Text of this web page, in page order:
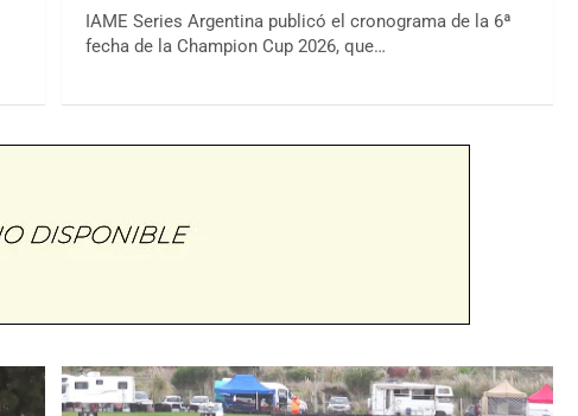
IAME Series Argentina publicó el cronograma de la 6ª
fecha de la Champion Cup 2026, que…